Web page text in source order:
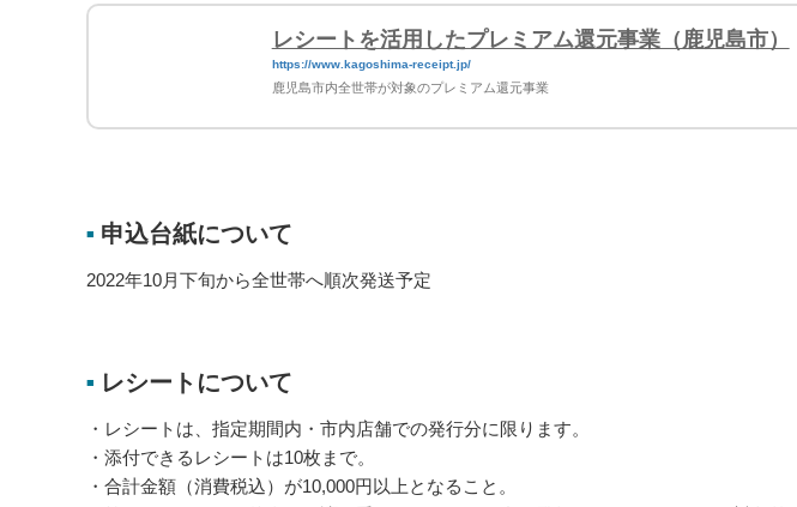
レシートを活用したプレミアム還元事業（鹿児島市）
https://www.kagoshima-receipt.jp/
鹿児島市内全世帯が対象のプレミアム還元事業
■ 申込台紙について
2022年10月下旬から全世帯へ順次発送予定
■ レシートについて
・レシートは、指定期間内・市内店舗での発行分に限ります。
・添付できるレシートは10枚まで。
・合計金額（消費税込）が10,000円以上となること。